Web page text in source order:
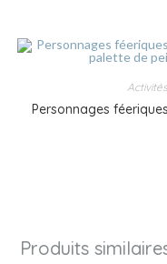
Personnages
Produits